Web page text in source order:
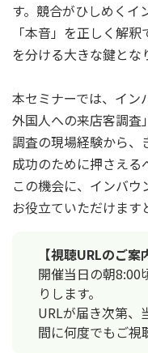
す。競合がひしめくイ
「本音」を正しく解
を分ける大きな鍵とな
本セミナーでは、イン
外国人への来店客調査
調査の現場経験から、
成功のために押さえる
この機会に、インバウ
お役立ていただけます
【視聴URLのご案
開催当日の朝8:00
りします。
URLが届き次第、
間に何度でもご視